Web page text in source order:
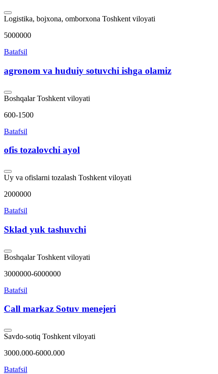
Logistika, bojxona, omborxona Toshkent viloyati
5000000
Batafsil
agronom va huduiy sotuvchi ishga olamiz
Boshqalar Toshkent viloyati
600-1500
Batafsil
ofis tozalovchi ayol
Uy va ofislarni tozalash Toshkent viloyati
2000000
Batafsil
Sklad yuk tashuvchi
Boshqalar Toshkent viloyati
3000000-6000000
Batafsil
Call markaz Sotuv menejeri
Savdo-sotiq Toshkent viloyati
3000.000-6000.000
Batafsil